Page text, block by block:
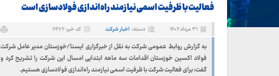
فعالیت با ظرفیت اسمی نیازمند راه‌اندازی فولادسازی است
۳۱ مرداد ۱۴۰۲ دسته: اخبار شرکت کد خبر: ۶۴۷۲
به گزارش روابط عمومی شرکت به نقل از خبرگزاری ایسنا/خوزستان مدیر عامل شرکت
فولاد اکسین خوزستان اقدامات سه ماهه ابتدایی امسال این شرکت را تشریح کرد و
گفت: برای فعالیت شرکت با ظرفیت اسمی نیازمند راه‌اندازی فولادسازی هستیم.